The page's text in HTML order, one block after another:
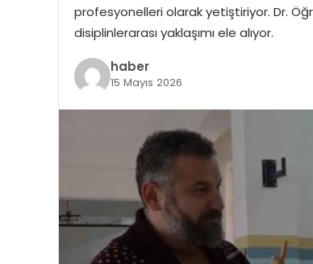
profesyonelleri olarak yetiştiriyor. Dr.
disiplinlerarası yaklaşımı ele alıyor.
haber
15 Mayıs 2026